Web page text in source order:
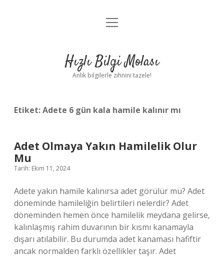
Anasayfa
Yasal Uyarı
menüyü
Hızlı Bilgi Molası
Anlık bilgilerle zihnini tazele!
Etiket:Adete 6 gün kala hamile kalınır mı
Adet Olmaya Yakın Hamilelik Olur
Mu
Tarih: Ekim 11, 2024
Adete yakın hamile kalınırsa adet görülür mü? Adet
döneminde hamileliğin belirtileri nelerdir? Adet
döneminden hemen önce hamilelik meydana gelirse,
kalınlaşmış rahim duvarının bir kısmı kanamayla
dışarı atılabilir. Bu durumda adet kanaması hafiftir
ancak normalden farklı özellikler taşır. Adet